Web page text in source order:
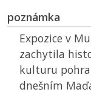
poznámka
Expozice v
zachytila
kulturu
dnešním